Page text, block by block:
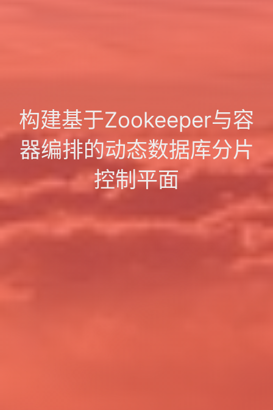
构建基于Zookeeper与容
器编排的动态数据库分片
控制平面